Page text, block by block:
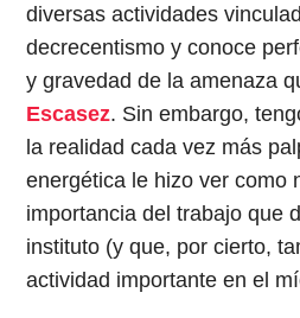
diversas actividades
decrecentismo y conoce
y gravedad de la amenaza
Escasez. Sin embargo,
la realidad cada vez más
energética le hizo ver como
importancia del trabajo que
instituto (y que, por cierto,
actividad importante en el